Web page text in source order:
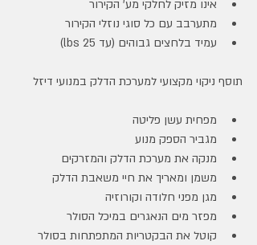
אינו מזיק לחלקי מע' הקירור
מתערבב עם כל סוגי נוזלי הקירור
עמיד בלחצים גבוהים (עד 25 lbs)
תוסף ניקוי מקצועי למערכת הדלק במנועי דיזל
מפחית עשן פליטה
מגביר הספק מנוע
מנקה את מערכת הדלק והמזרקים
משמן ומאריך את חיי משאבת הדלק
מגן מפני חלודה וקורוזיה
מפזר מים הנאגרים במיכל הסולר
קוטל את הבקטריות המתפתחות בסולר